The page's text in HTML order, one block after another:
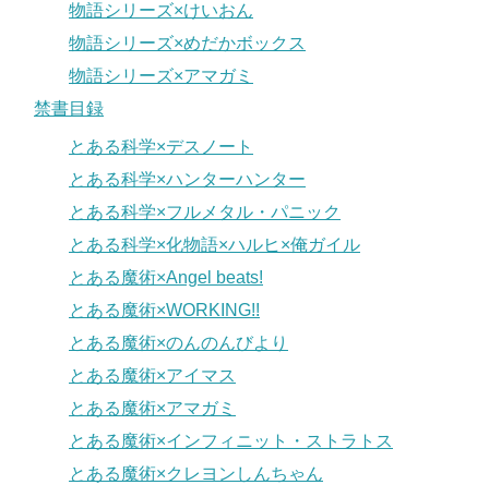
物語シリーズ×けいおん
物語シリーズ×めだかボックス
物語シリーズ×アマガミ
禁書目録
とある科学×デスノート
とある科学×ハンターハンター
とある科学×フルメタル・パニック
とある科学×化物語×ハルヒ×俺ガイル
とある魔術×Angel beats!
とある魔術×WORKING!!
とある魔術×のんのんびより
とある魔術×アイマス
とある魔術×アマガミ
とある魔術×インフィニット・ストラトス
とある魔術×クレヨンしんちゃん